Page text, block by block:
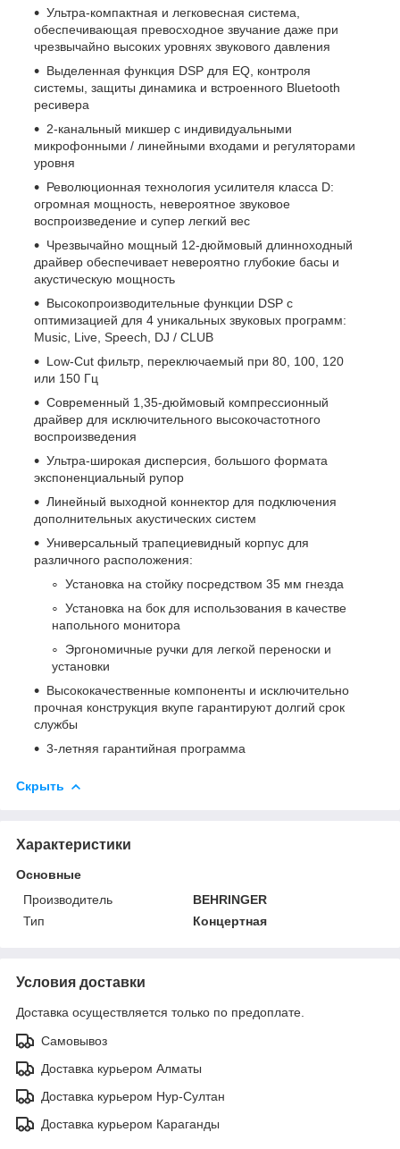
Ультра-компактная и легковесная система,
обеспечивающая превосходное звучание даже при
чрезвычайно высоких уровнях звукового давления
Выделенная функция DSP для EQ, контроля
системы, защиты динамика и встроенного Bluetooth
ресивера
2-канальный микшер с индивидуальными
микрофонными / линейными входами и регуляторами
уровня
Революционная технология усилителя класса D:
огромная мощность, невероятное звуковое
воспроизведение и супер легкий вес
Чрезвычайно мощный 12-дюймовый длинноходный
драйвер обеспечивает невероятно глубокие басы и
акустическую мощность
Высокопроизводительные функции DSP с
оптимизацией для 4 уникальных звуковых программ:
Music, Live, Speech, DJ / CLUB
Low-Cut фильтр, переключаемый при 80, 100, 120
или 150 Гц
Современный 1,35-дюймовый компрессионный
драйвер для исключительного высокочастотного
воспроизведения
Ультра-широкая дисперсия, большого формата
экспоненциальный рупор
Линейный выходной коннектор для подключения
дополнительных акустических систем
Универсальный трапециевидный корпус для
различного расположения:
Установка на стойку посредством 35 мм гнезда
Установка на бок для использования в качестве
напольного монитора
Эргономичные ручки для легкой переноски и
установки
Высококачественные компоненты и исключительно
прочная конструкция вкупе гарантируют долгий срок
службы
3-летняя гарантийная программа
Скрыть
Характеристики
Основные
Производитель
BEHRINGER
Тип
Концертная
Условия доставки
Доставка осуществляется только по предоплате.
Самовывоз
Доставка курьером Алматы
Доставка курьером Нур-Султан
Доставка курьером Караганды